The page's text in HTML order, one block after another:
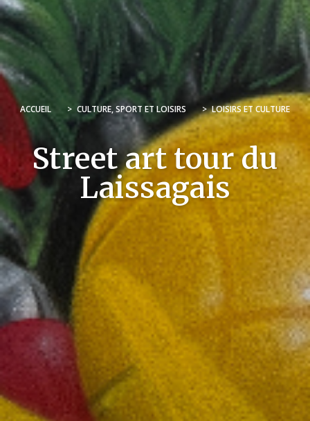
ACCUEIL > CULTURE, SPORT ET LOISIRS > LOISIRS ET CULTURE
Street art tour du
Laissagais